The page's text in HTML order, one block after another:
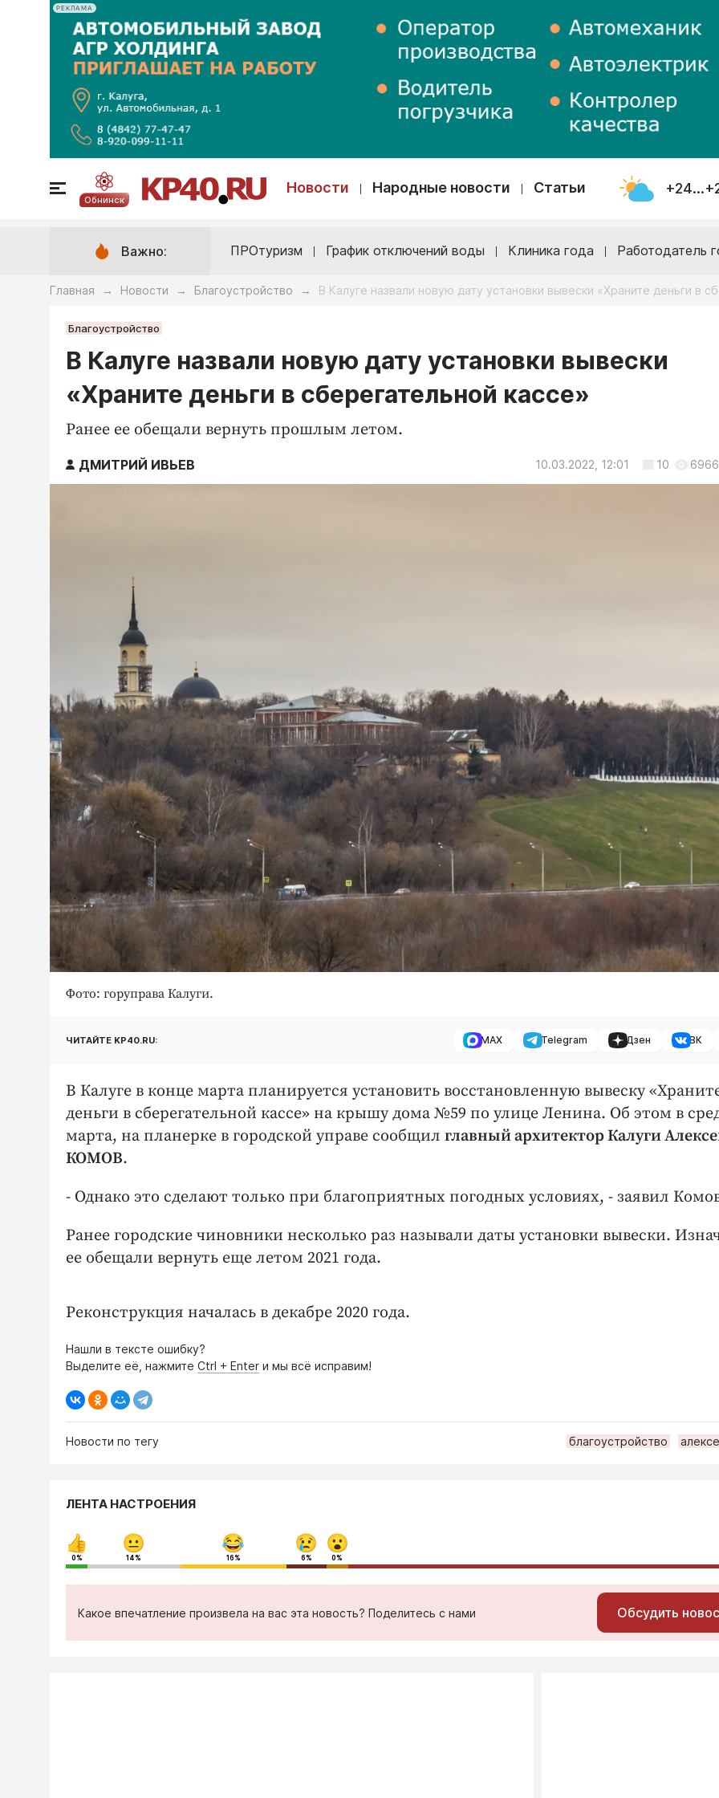
РЕКЛАМА
Обнинск
Новости Народные новости Статьи
Важно: ПРОтуризм График отключений воды Клиника года Работодатель
Главная → Новости → Благоустройство → В Калуге назвали новую дату установки вывески «Храните деньги в
Благоустройство
В Калуге назвали новую дату установки вывески
«Храните деньги в сберегательной кассе»
Ранее ее обещали вернуть прошлым летом.
ДМИТРИЙ ИВЬЕВ 10.03.2022, 12:01 10 6966
Фото: горуправа Калуги.
ЧИТАЙТЕ KP40.RU: MAX Telegram Дзен ВК
В Калуге в конце марта планируется установить восстановленную вывеску
деньги в сберегательной кассе» на крышу дома №59 по улице Ленина. Об этом в
марта, на планерке в городской управе сообщил главный архитектор Калуги
КОМОВ.
- Однако это сделают только при благоприятных погодных условиях, - заявил
Ранее городские чиновники несколько раз называли даты установки вывески.
ее обещали вернуть еще летом 2021 года.
Реконструкция началась в декабре 2020 года.
Нашли в тексте ошибку?
Выделите её, нажмите Ctrl + Enter и мы всё исправим!
Новости по тегу благоустройство
ЛЕНТА НАСТРОЕНИЯ
0% 14% 16% 6% 0%
Какое впечатление произвела на вас эта новость? Поделитесь с нами Обсудить